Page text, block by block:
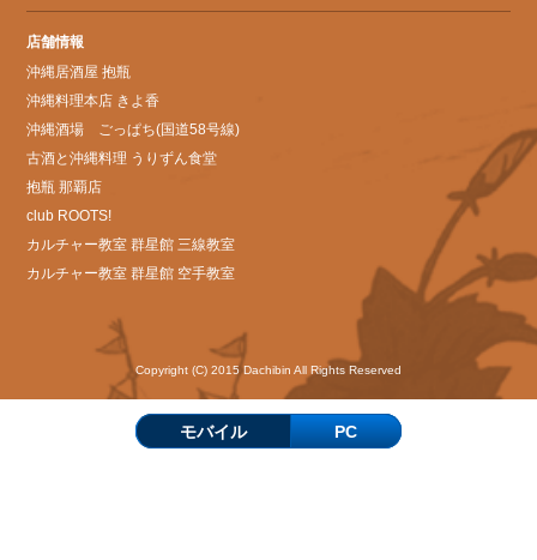
店舗情報
沖縄居酒屋 抱瓶
沖縄料理本店 きよ香
沖縄酒場 ごっぱち(国道58号線)
古酒と沖縄料理 うりずん食堂
抱瓶 那覇店
club ROOTS!
カルチャー教室 群星館 三線教室
カルチャー教室 群星館 空手教室
Copyright (C) 2015 Dachibin All Rights Reserved
モバイル PC